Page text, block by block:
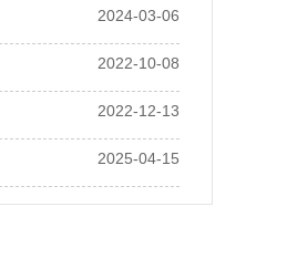
2024-03-06
2022-10-08
2022-12-13
2025-04-15